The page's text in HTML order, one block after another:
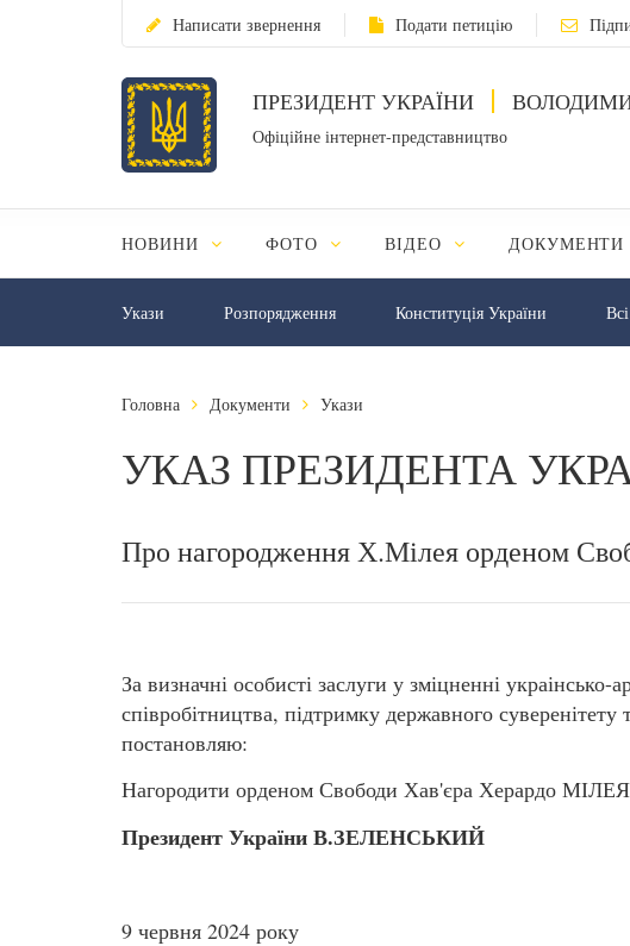
Написати звернення Подати петицію
ПРЕЗИДЕНТ УКРАЇНИ
Офіційне інтернет-представництво
НОВИНИ ФОТО ВІДЕО ДОКУМЕНТИ
Укази Розпорядження Конституція України
Головна Документи Укази
УКАЗ ПРЕЗИДЕНТА
Про нагородження Х.Мілея орденом
За визначні особисті заслуги у зміцненні
співробітництва, підтримку державного суверенітету
постановляю:
Нагородити орденом Свободи Хав'єра Херардо МІЛЕЯ
Президент України В.ЗЕЛЕНСЬКИЙ
9 червня 2024 року